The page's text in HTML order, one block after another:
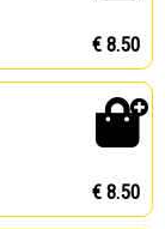
€ 8.50
€ 8.50